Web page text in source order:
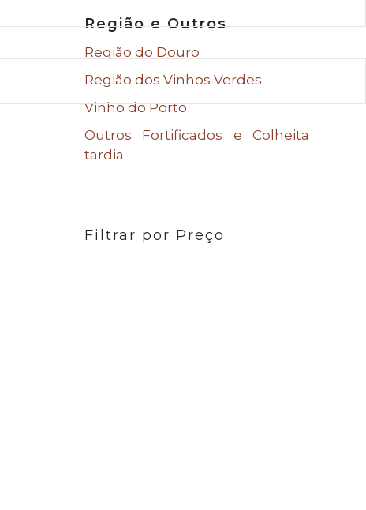
Região e Outros
Região do Douro
Região dos Vinhos Verdes
Vinho do Porto
Outros Fortificados e Colheita
tardia
Filtrar por Preço